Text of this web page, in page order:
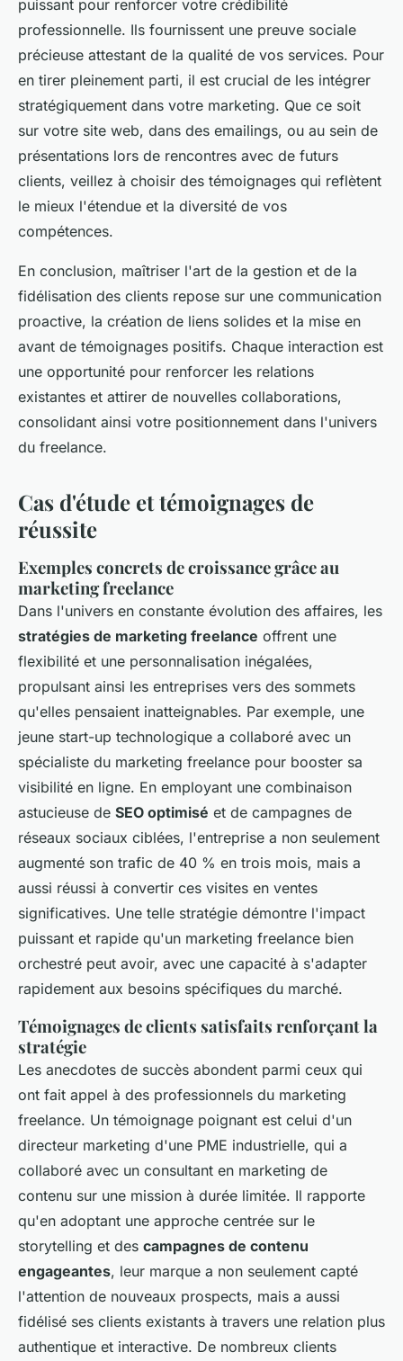
puissant pour renforcer votre crédibilité
professionnelle. Ils fournissent une preuve sociale
précieuse attestant de la qualité de vos services. Pour
en tirer pleinement parti, il est crucial de les intégrer
stratégiquement dans votre marketing. Que ce soit
sur votre site web, dans des emailings, ou au sein de
présentations lors de rencontres avec de futurs
clients, veillez à choisir des témoignages qui reflètent
le mieux l'étendue et la diversité de vos
compétences.
En conclusion, maîtriser l'art de la gestion et de la
fidélisation des clients repose sur une communication
proactive, la création de liens solides et la mise en
avant de témoignages positifs. Chaque interaction est
une opportunité pour renforcer les relations
existantes et attirer de nouvelles collaborations,
consolidant ainsi votre positionnement dans l'univers
du freelance.
Cas d'étude et témoignages de
réussite
Exemples concrets de croissance grâce au
marketing freelance
Dans l'univers en constante évolution des affaires, les
stratégies de marketing freelance offrent une
flexibilité et une personnalisation inégalées,
propulsant ainsi les entreprises vers des sommets
qu'elles pensaient inatteignables. Par exemple, une
jeune start-up technologique a collaboré avec un
spécialiste du marketing freelance pour booster sa
visibilité en ligne. En employant une combinaison
astucieuse de SEO optimisé et de campagnes de
réseaux sociaux ciblées, l'entreprise a non seulement
augmenté son trafic de 40 % en trois mois, mais a
aussi réussi à convertir ces visites en ventes
significatives. Une telle stratégie démontre l'impact
puissant et rapide qu'un marketing freelance bien
orchestré peut avoir, avec une capacité à s'adapter
rapidement aux besoins spécifiques du marché.
Témoignages de clients satisfaits renforçant la
stratégie
Les anecdotes de succès abondent parmi ceux qui
ont fait appel à des professionnels du marketing
freelance. Un témoignage poignant est celui d'un
directeur marketing d'une PME industrielle, qui a
collaboré avec un consultant en marketing de
contenu sur une mission à durée limitée. Il rapporte
qu'en adoptant une approche centrée sur le
storytelling et des campagnes de contenu
engageantes, leur marque a non seulement capté
l'attention de nouveaux prospects, mais a aussi
fidélisé ses clients existants à travers une relation plus
authentique et interactive. De nombreux clients